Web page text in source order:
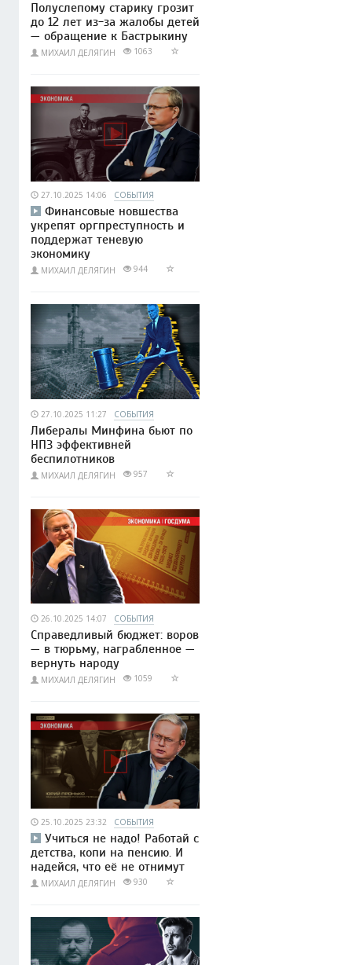
Полуслепому старику грозит
до 12 лет из-за жалобы детей
— обращение к Бастрыкину
МИХАИЛ ДЕЛЯГИН 1063
27.10.2025 14:06 СОБЫТИЯ
Финансовые новшества
укрепят оргпреступность и
поддержат теневую
экономику
МИХАИЛ ДЕЛЯГИН 944
27.10.2025 11:27 СОБЫТИЯ
Либералы Минфина бьют по
НПЗ эффективней
беспилотников
МИХАИЛ ДЕЛЯГИН 957
26.10.2025 14:07 СОБЫТИЯ
Справедливый бюджет: воров
— в тюрьму, награбленное —
вернуть народу
МИХАИЛ ДЕЛЯГИН 1059
25.10.2025 23:32 СОБЫТИЯ
Учиться не надо! Работай с
детства, копи на пенсию. И
надейся, что её не отнимут
МИХАИЛ ДЕЛЯГИН 930